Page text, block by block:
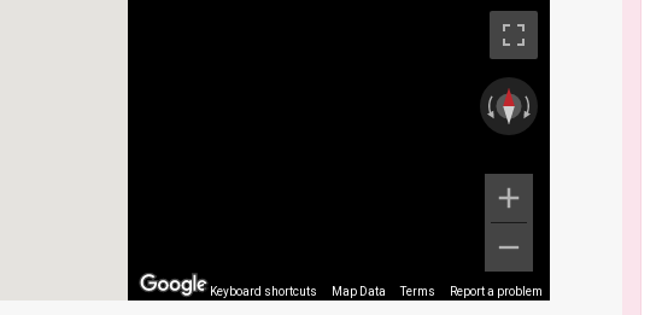
Keyboard shortcuts Map Data Terms Report a problem